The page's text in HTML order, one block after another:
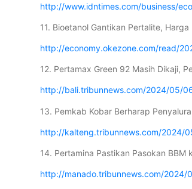
http://www.idntimes.com/business/
11. Bioetanol Gantikan Pertalite,
http://economy.okezone.com/read/
12. Pertamax Green 92 Masih Dikaji,
http://bali.tribunnews.com/2024/05/
13. Pemkab Kobar Berharap
http://kalteng.tribunnews.com/2024/
14. Pertamina Pastikan Pasokan
http://manado.tribunnews.com/